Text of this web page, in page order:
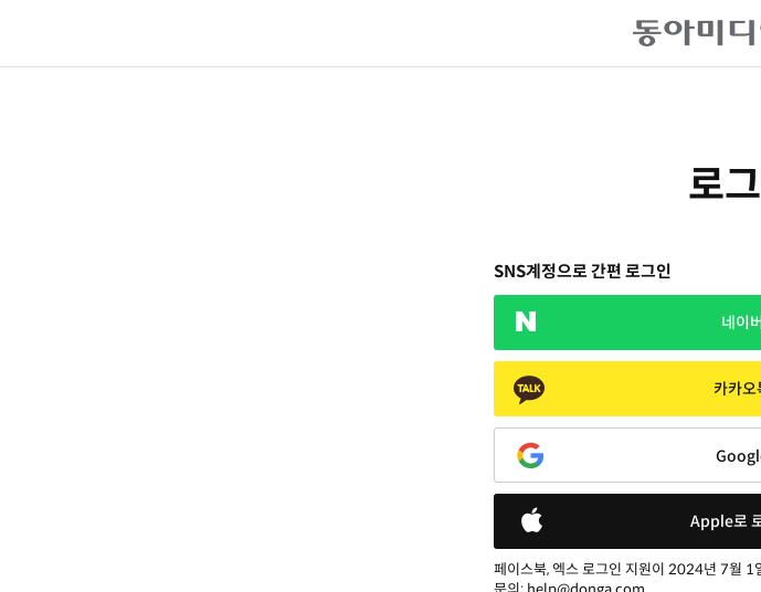
로
SNS계정으로 간편 로그인
네이버
카카오
Apple로
페이스북, 엑스 로그인 지원이 2024년 7월 1